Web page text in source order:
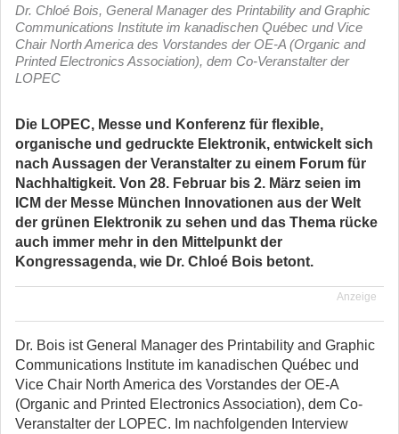
Dr. Chloé Bois, General Manager des Printability and Graphic
Communications Institute im kanadischen Québec und Vice
Chair North America des Vorstandes der OE-A (Organic and
Printed Electronics Association), dem Co-Veranstalter der
LOPEC
Die LOPEC, Messe und Konferenz für flexible,
organische und gedruckte Elektronik, entwickelt sich
nach Aussagen der Veranstalter zu einem Forum für
Nachhaltigkeit. Von 28. Februar bis 2. März seien im
ICM der Messe München Innovationen aus der Welt
der grünen Elektronik zu sehen und das Thema rücke
auch immer mehr in den Mittelpunkt der
Kongressagenda, wie Dr. Chloé Bois betont.
Anzeige
Dr. Bois ist General Manager des Printability and Graphic
Communications Institute im kanadischen Québec und
Vice Chair North America des Vorstandes der OE-A
(Organic and Printed Electronics Association), dem Co-
Veranstalter der LOPEC. Im nachfolgenden Interview